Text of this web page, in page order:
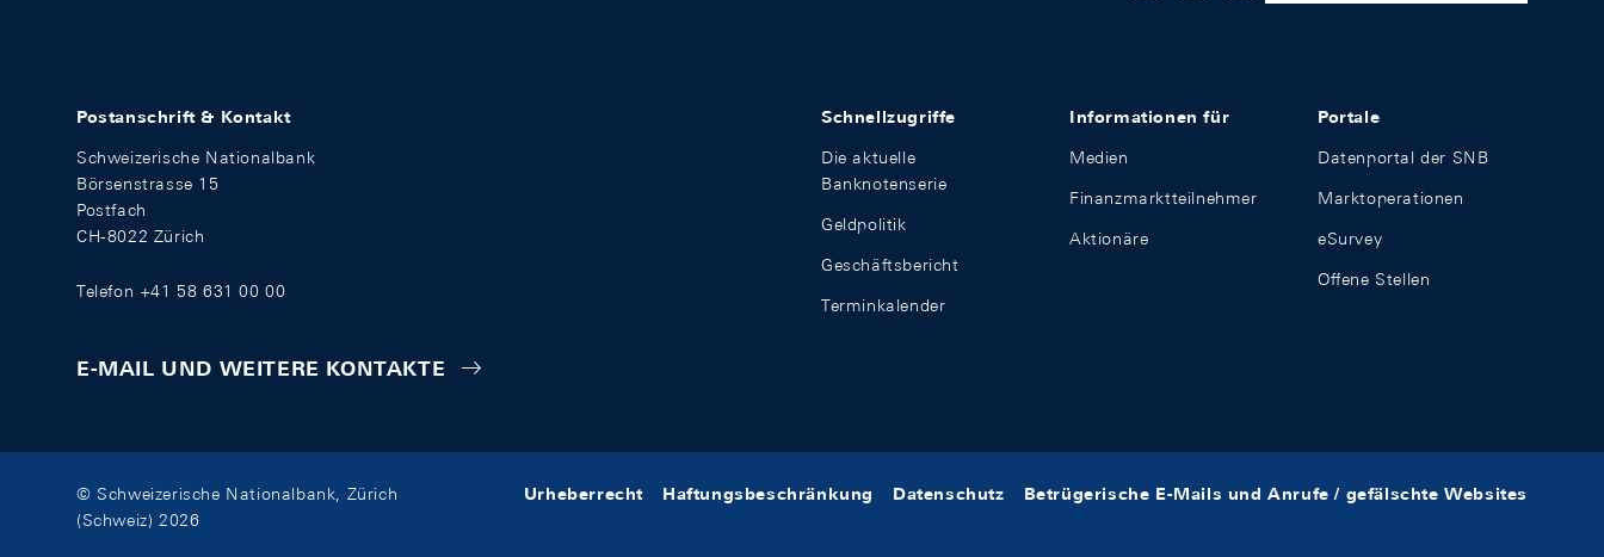
Postanschrift & Kontakt
Schweizerische Nationalbank
Börsenstrasse 15
Postfach
CH-8022 Zürich
Telefon +41 58 631 00 00
E-MAIL UND WEITERE KONTAKTE
Schnellzugriffe
Die aktuelle
Banknotenserie
Geldpolitik
Geschäftsbericht
Terminkalender
Informationen für
Medien
Finanzmarktteilnehmer
Aktionäre
Portale
Datenportal der SNB
Marktoperationen
eSurvey
Offene Stellen
© Schweizerische Nationalbank, Zürich
(Schweiz) 2026
Urheberrecht Haftungsbeschränkung Datenschutz Betrügerische E-Mails und Anrufe / gefälschte Websites